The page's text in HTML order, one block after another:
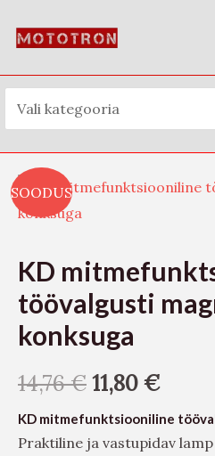
SOODUS
KD
töövalgusti
konksuga
14,76€11,80€
KD mitmefunktsiooniline
Praktiline ja vastupidav
KD
mitmefunktsiooniline
magneti
konksuga
kogus